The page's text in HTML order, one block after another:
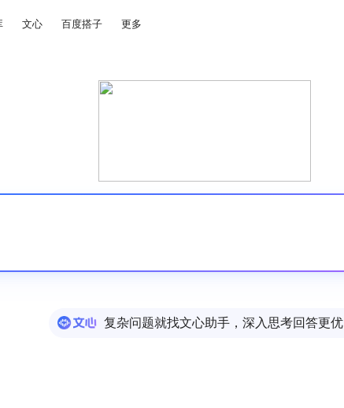
文心 百度搭子 更多
复杂问题就找文心助手，深入思考回答更优